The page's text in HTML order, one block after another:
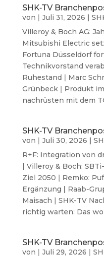
SHK-TV
von | Juli 31, 2026 |
Villeroy & Boch AG:
Mitsubishi Electric
Fortuna Düsseldorf
Technikvorstand
Ruhestand | Marc
Grünbeck | Produkt
nachrüsten mit dem
SHK-TV
von | Juli 30, 2026 |
R+F: Integration von
| Villeroy & Boch:
Ziel 2050 | Remko:
Ergänzung | Raab-
Maisach | SHK-TV
richtig warten: Das
SHK-TV
von | Juli 29, 2026 |